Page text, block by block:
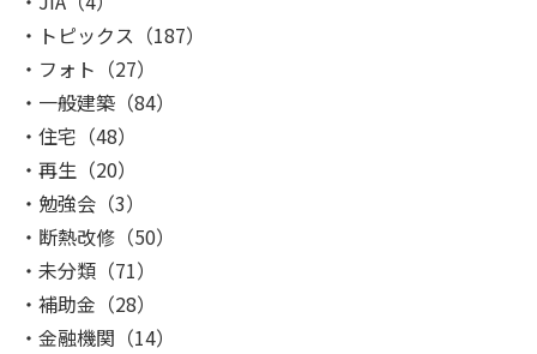
トピックス （187）
フォト （27）
一般建築 （84）
住宅 （48）
再生 （20）
勉強会 （3）
断熱改修 （50）
未分類 （71）
補助金 （28）
金融機関 （14）